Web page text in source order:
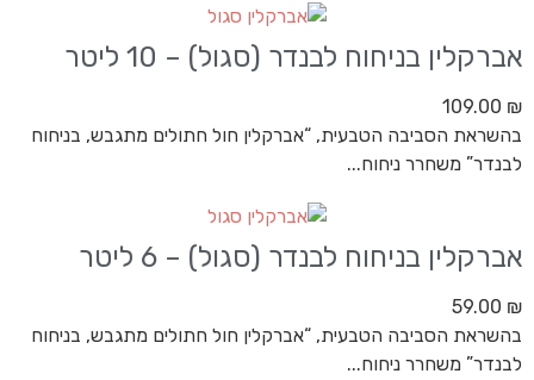
אברקלין בניחוח לבנדר (סגול) – 10 ליטר
109.00 ₪
בהשראת הסביבה הטבעית, “אברקלין חול חתולים מתגבש, בניחוח
לבנדר” משחרר ניחוח...
אברקלין בניחוח לבנדר (סגול) – 6 ליטר
59.00 ₪
בהשראת הסביבה הטבעית, “אברקלין חול חתולים מתגבש, בניחוח
לבנדר” משחרר ניחוח...